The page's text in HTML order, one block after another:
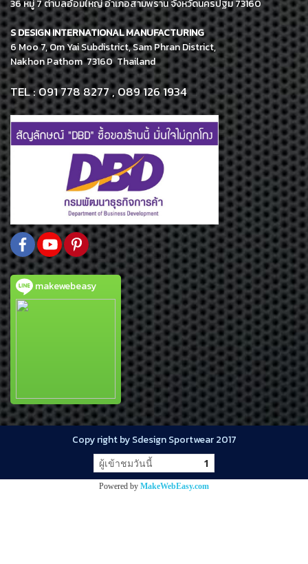
36 หมู่ 7 ตำบลอ้อมใหญ่ อำเภอสามพราน จังหวัดนครปฐม 73160
S DESIGN INTERNATIONAL MANUFACTURING
6 Moo 7, Om Yai Subdistrict, Sam Phran District,
Nakhon Pathom 73160 Thailand
TEL : 091 778 8277 , 089 126 1934
makewebeasy
Copy right by Sdesign Sportwear 2017
ผู้เข้าชมวันนี้ 1
Powered by MakeWebEasy.com